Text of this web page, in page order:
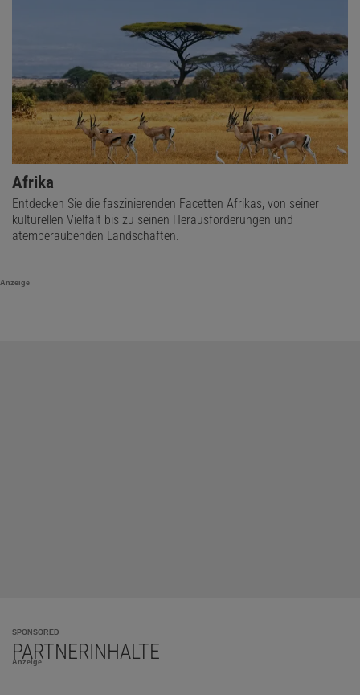
Afrika
Entdecken Sie die faszinierenden Facetten Afrikas, von seiner
kulturellen Vielfalt bis zu seinen Herausforderungen und
atemberaubenden Landschaften.
Anzeige
SPONSORED
PARTNERINHALTE
Anzeige